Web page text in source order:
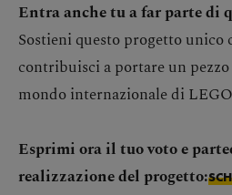
Entra anche tu a far parte di
Sostieni questo progetto unico
contribuisci a portare un
mondo internazionale di
Esprimi ora il tuo voto e
realizzazione del progetto: